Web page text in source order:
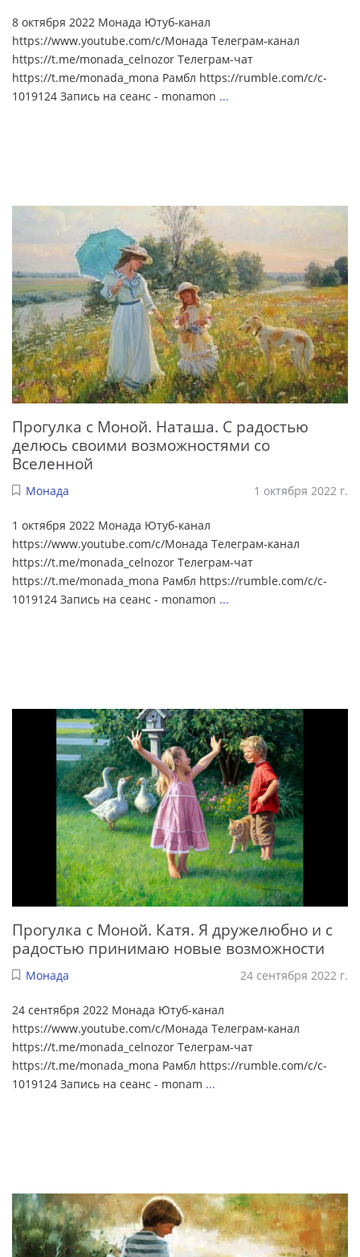
8 октября 2022 Монада Ютуб-канал
https://www.youtube.com/c/Монада Телеграм-канал
https://t.me/monada_celnozor Телеграм-чат
https://t.me/monada_mona Рамбл https://rumble.com/c/c-
1019124 Запись на сеанс - monamon ...
Прогулка с Моной. Наташа. С радостью
делюсь своими возможностями со
Вселенной
Монада 1 октября 2022 г.
1 октября 2022 Монада Ютуб-канал
https://www.youtube.com/c/Монада Телеграм-канал
https://t.me/monada_celnozor Телеграм-чат
https://t.me/monada_mona Рамбл https://rumble.com/c/c-
1019124 Запись на сеанс - monamon ...
Прогулка с Моной. Катя. Я дружелюбно и с
радостью принимаю новые возможности
Монада 24 сентября 2022 г.
24 сентября 2022 Монада Ютуб-канал
https://www.youtube.com/c/Монада Телеграм-канал
https://t.me/monada_celnozor Телеграм-чат
https://t.me/monada_mona Рамбл https://rumble.com/c/c-
1019124 Запись на сеанс - monam ...